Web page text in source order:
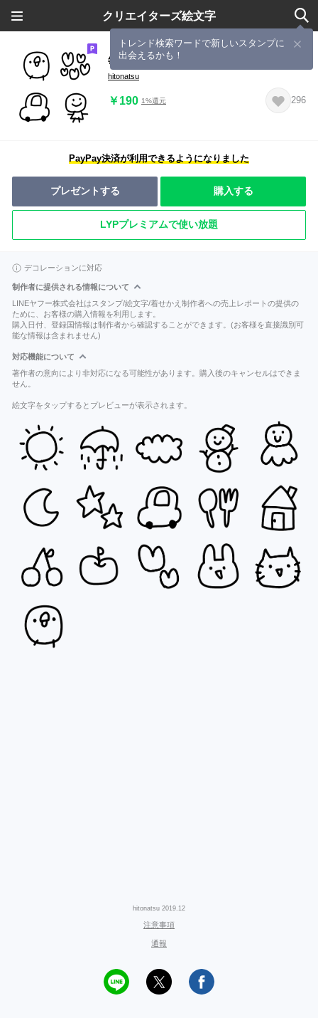
クリエイターズ絵文字
トレンド検索ワードで新しいスタンプに
出会えるかも！
毎日使える雑なイラスト(1)
hitonatsu
￥190 1%還元 296
PayPay決済が利用できるようになりました
プレゼントする 購入する
LYPプレミアムで使い放題
デコレーションに対応
制作者に提供される情報について
LINEヤフー株式会社はスタンプ/絵文字/着せかえ制作者への売上レポートの提供の
ために、お客様の購入情報を利用します。
購入日付、登録国情報は制作者から確認することができます。(お客様を直接識別可
能な情報は含まれません)
対応機能について
著作者の意向により非対応になる可能性があります。購入後のキャンセルはできま
せん。
絵文字をタップするとプレビューが表示されます。
hitonatsu 2019.12
注意事項
通報